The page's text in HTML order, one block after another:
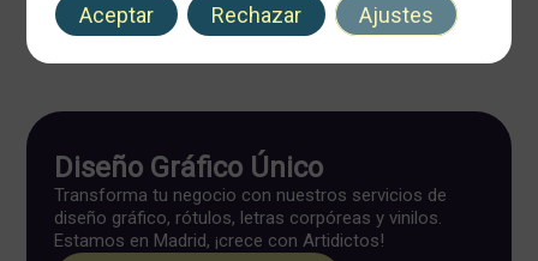
Diseño Gráfico Único
Transforma tu negocio con nuestros servicios de
diseño gráfico, rótulos, letras corpóreas y vinilos.
Estamos en Madrid, ¡crece con Artidictos!
Aceptar Rechazar Ajustes